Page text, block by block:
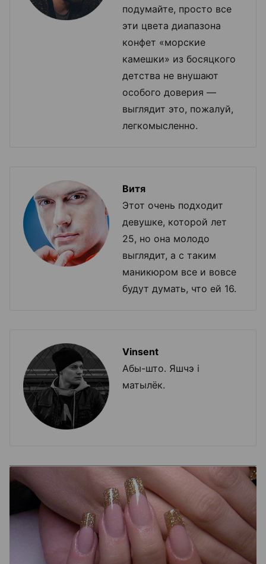
подумайте, просто все
эти цвета диапазона
конфет «морские
камешки» из босяцкого
детства не внушают
особого доверия —
выглядит это, пожалуй,
легкомысленно.
Витя
Этот очень подходит
девушке, которой лет
25, но она молодо
выглядит, а с таким
маникюром все и вовсе
будут думать, что ей 16.
Vinsent
Абы-што. Яшчэ і
матылёк.